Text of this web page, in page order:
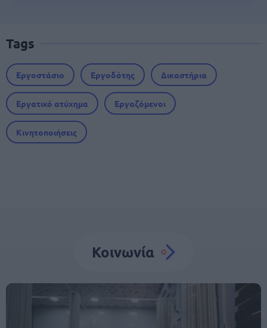
Tags
Εργοστάσιο Εργοδότης Δικαστήρια
Εργατικό ατύχημα Εργαζόμενοι
Κινητοποιήσεις
Κοινωνία